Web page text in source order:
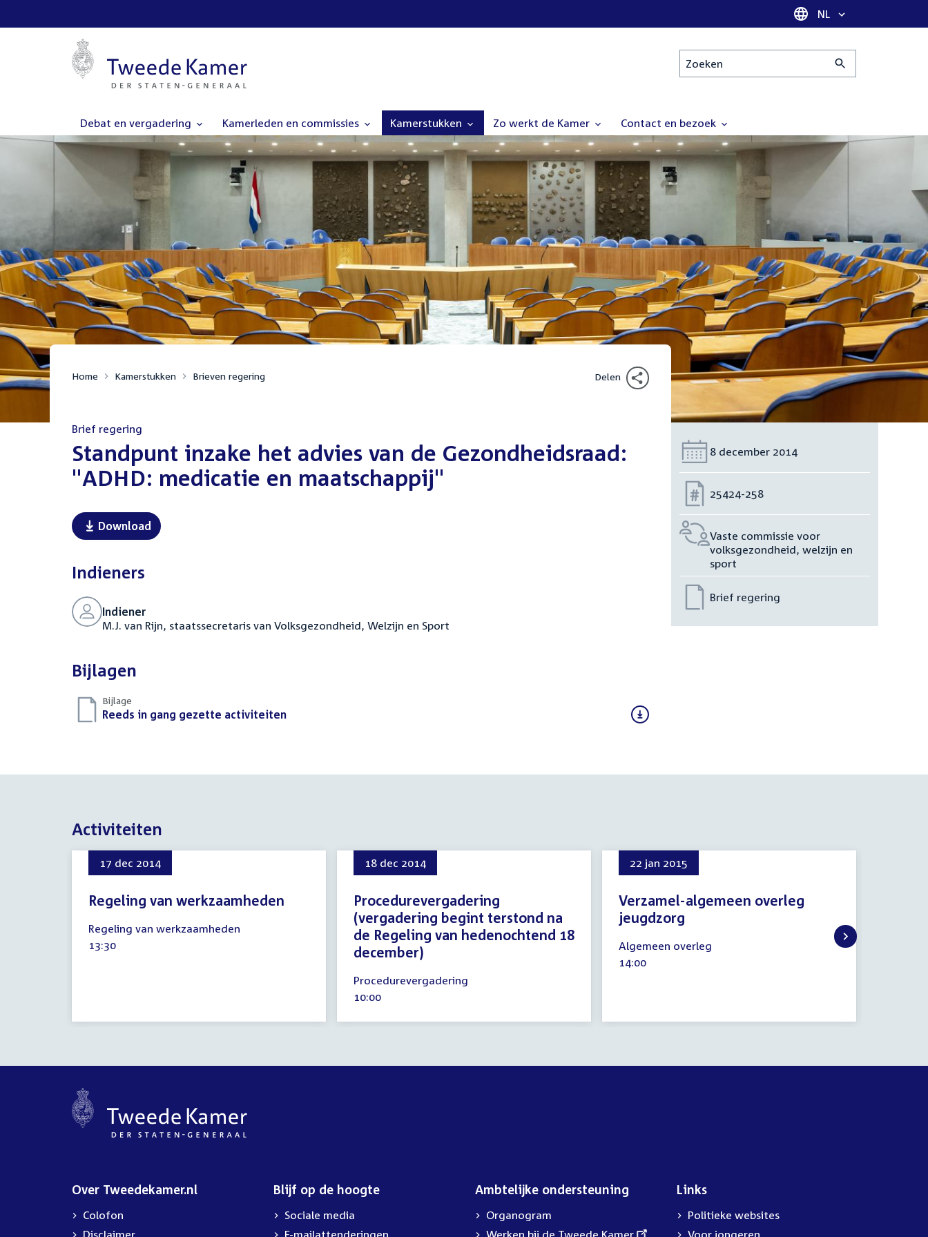
Taal selectie
NL
Zoeken
Debat en vergadering Kamerleden en commissies Kamerstukken Zo werkt de Kamer Contact en bezoek
Home Kamerstukken Brieven regering Delen
Brief regering
:Standpunt inzake het advies van de Gezondheidsraad:
"ADHD: medicatie en maatschappij"
Download
Indieners
Indiener
M.J. van Rijn, staatssecretaris van Volksgezondheid, Welzijn en Sport
Bijlagen
Bijlage
Download
Reeds in gang gezette activiteiten
Datum:
8 december 2014
Nummer:
25424-258
Vaste commissie voor
volksgezondheid, welzijn en
sport
Brief regering
Activiteiten
17 dec 2014
Regeling van werkzaamheden
december
2014
Regeling van werkzaamheden
Tijd
13:30
18 dec 2014
Procedurevergadering
(vergadering begint terstond na
de Regeling van hedenochtend 18
december)
december
2014
Procedurevergadering
Tijd
10:00
22 jan 2015
Verzamel-algemeen overleg
jeugdzorg
januari
2015
Algemeen overleg
Tijd
14:00
Over Tweedekamer.nl
Colofon
Disclaimer
Blijf op de hoogte
Sociale media
E-mailattenderingen
Ambtelijke ondersteuning
Organogram
External
Werken bij de Tweede Kamer
Links
Politieke websites
Voor jongeren